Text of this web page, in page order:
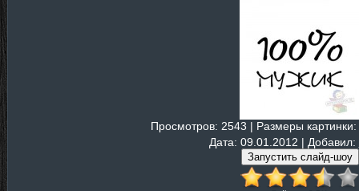
Просмотров: 2543 | Размеры картинки
Дата: 09.01.2012 | Добавил: